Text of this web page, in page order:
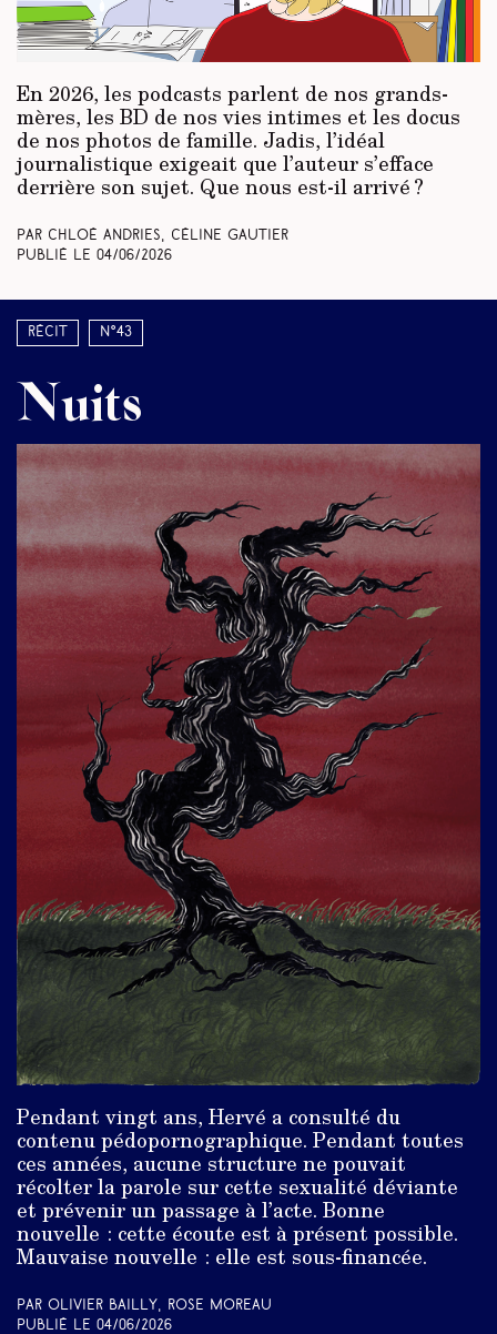
En 2026, les podcasts parlent de nos grands-
mères, les BD de nos vies intimes et les docus
de nos photos de famille. Jadis, l’idéal
journalistique exigeait que l’auteur s’efface
derrière son sujet. Que nous est-il arrivé ?
Par Chloé Andries, Céline Gautier
Publié le 04/06/2026
Récit N°43
Nuits
Pendant vingt ans, Hervé a consulté du
contenu pédopornographique. Pendant toutes
ces années, aucune structure ne pouvait
récolter la parole sur cette sexualité déviante
et prévenir un passage à l’acte. Bonne
nouvelle : cette écoute est à présent possible.
Mauvaise nouvelle : elle est sous-financée.
Par Olivier Bailly, Rose Moreau
Publié le 04/06/2026